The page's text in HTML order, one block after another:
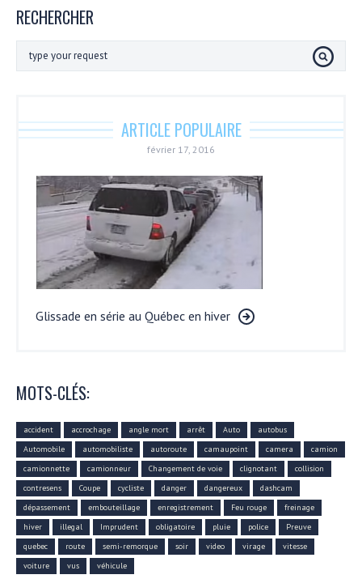
RECHERCHER
ARTICLE POPULAIRE
février 17, 2016
Glissade en série au Québec en hiver
MOTS-CLÉS:
accident accrochage angle mort arrêt Auto
autobus
Automobile
automobiliste autoroute camaupoint camera
camion
camionnette
camionneur Changement de voie clignotant
collision
contresens
Coupe cycliste danger dangereux
dashcam
dépassement
embouteillage enregistrement Feu rouge
freinage
hiver
illegal Imprudent obligatoire pluie police
Preuve
quebec
route semi-remorque soir video virage
vitesse
voiture
vus véhicule